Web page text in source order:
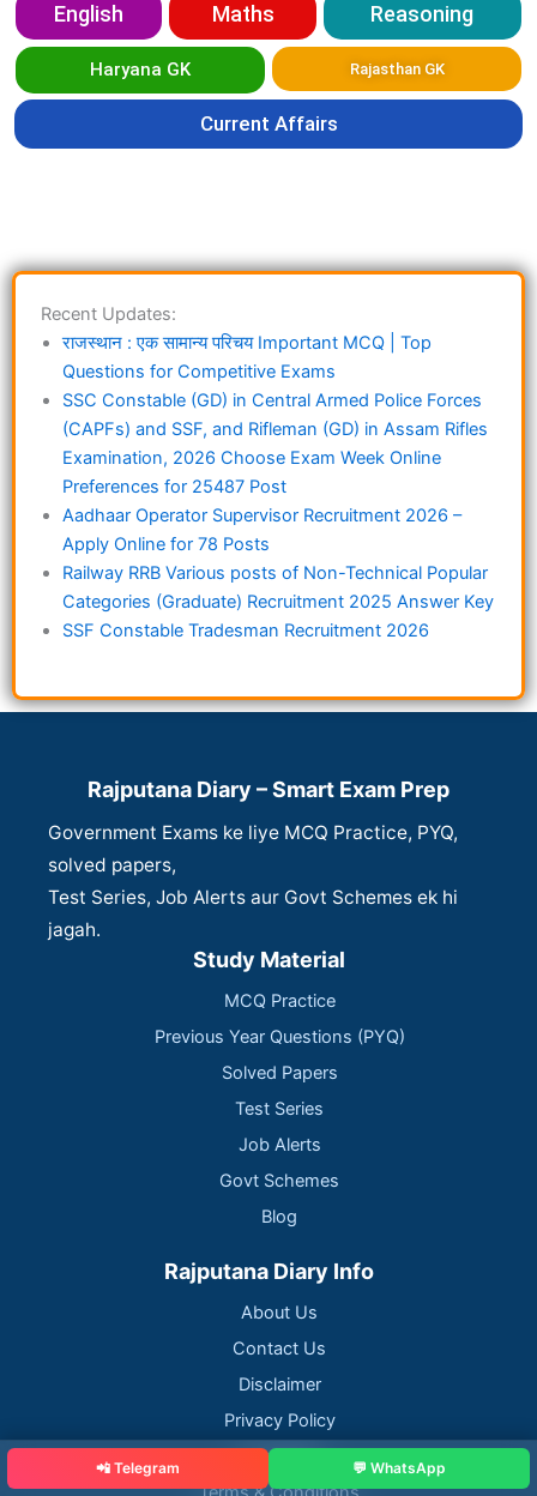
English Maths Reasoning
Haryana GK Rajasthan GK
Current Affairs
Recent Updates:
राजस्थान : एक सामान्य परिचय Important MCQ | Top
Questions for Competitive Exams
SSC Constable (GD) in Central Armed Police Forces
(CAPFs) and SSF, and Rifleman (GD) in Assam Rifles
Examination, 2026 Choose Exam Week Online
Preferences for 25487 Post
Aadhaar Operator Supervisor Recruitment 2026 –
Apply Online for 78 Posts
Railway RRB Various posts of Non-Technical Popular
Categories (Graduate) Recruitment 2025 Answer Key
SSF Constable Tradesman Recruitment 2026
Rajputana Diary – Smart Exam Prep
Government Exams ke liye MCQ Practice, PYQ,
solved papers,
Test Series, Job Alerts aur Govt Schemes ek hi
jagah.
Study Material
MCQ Practice
Previous Year Questions (PYQ)
Solved Papers
Test Series
Job Alerts
Govt Schemes
Blog
Rajputana Diary Info
About Us
Contact Us
Disclaimer
Privacy Policy
Copyright
📲 Telegram 💬 WhatsApp